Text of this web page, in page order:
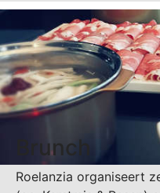
Brunch
Roelanzia organiseert